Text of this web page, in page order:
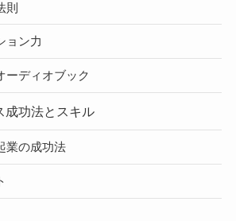
則
ョン力
ーディオブック
成功法とスキル
業の成功法